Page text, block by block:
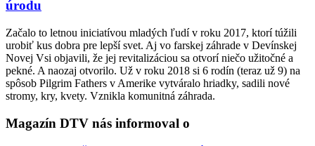
úrodu
Začalo to letnou iniciatívou mladých ľudí v roku 2017, ktorí túžili
urobiť kus dobra pre lepší svet. Aj vo farskej záhrade v Devínskej
Novej Vsi objavili, že jej revitalizáciou sa otvorí niečo užitočné a
pekné. A naozaj otvorilo. Už v roku 2018 si 6 rodín (teraz už 9) na
spôsob Pilgrim Fathers v Amerike vytváralo hriadky, sadili nové
stromy, kry, kvety. Vznikla komunitná záhrada.
Magazín DTV nás informoval o